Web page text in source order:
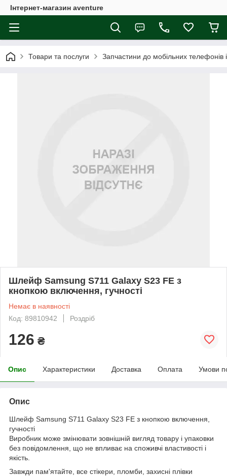
Інтернет-магазин aventure
Товари та послуги Запчастини до мобільних телефонів
Шлейф Samsung S711 Galaxy S23 FE з
кнопкою включення, гучності
Немає в наявності
Код: 89810942
Роздріб
126 ₴
Опис Характеристики Доставка Оплата Умови
Опис
Шлейф Samsung S711 Galaxy S23 FE з кнопкою включення,
гучності
Виробник може змінювати зовнішній вигляд товару і упаковки
без повідомлення, що не впливає на споживчі властивості і
якість.
Завжди пам'ятайте, все стікери, пломби, захисні плівки